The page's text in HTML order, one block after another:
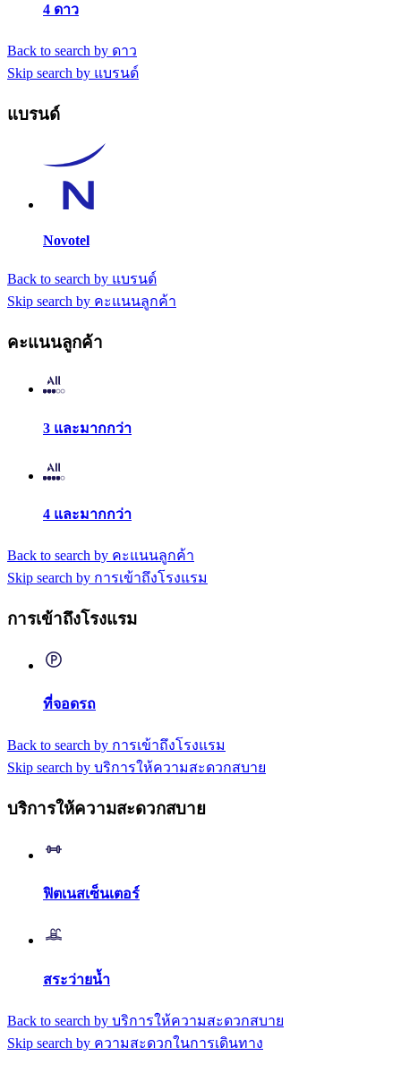
4 ดาว
Back to search by ดาว
Skip search by แบรนด์
แบรนด์
Novotel
Back to search by แบรนด์
Skip search by คะแนนลูกค้า
คะแนนลูกค้า
3 และมากกว่า
4 และมากกว่า
Back to search by คะแนนลูกค้า
Skip search by การเข้าถึงโรงแรม
การเข้าถึงโรงแรม
ที่จอดรถ
Back to search by การเข้าถึงโรงแรม
Skip search by บริการให้ความสะดวกสบาย
บริการให้ความสะดวกสบาย
ฟิตเนสเซ็นเตอร์
สระว่ายน้ำ
Back to search by บริการให้ความสะดวกสบาย
Skip search by ความสะดวกในการเดินทาง